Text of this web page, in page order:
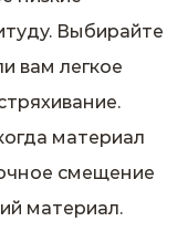
Выбирайте
вам легкое
материал
смещение
материал.